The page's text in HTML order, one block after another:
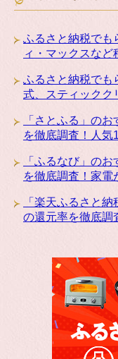
ふるさと納税でも
ィ・マックスなど
ふるさと納税でも
式、スティックク
「さとふる」の
を徹底調査！人気
「ふるなび」の
を徹底調査！家電
「楽天ふるさと
の還元率を徹底調